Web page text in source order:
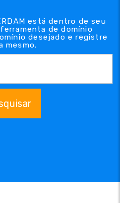
está dentro de seu
de domínio
desejado e registre
mesmo.